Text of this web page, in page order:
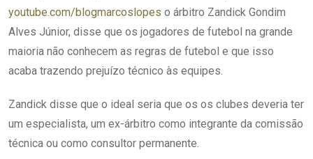
youtube.com/blogmarcoslopes o árbitro Zandick Gondim
Alves Júnior, disse que os jogadores de futebol na grande
maioria não conhecem as regras de futebol e que isso
acaba trazendo prejuízo técnico às equipes.
Zandick disse que o ideal seria que os os clubes deveria ter
um especialista, um ex-árbitro como integrante da comissão
técnica ou como consultor permanente.